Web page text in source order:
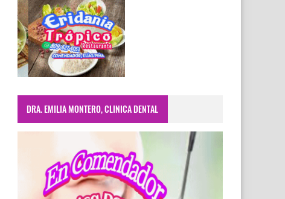
DRA. EMILIA MONTERO, CLINICA DENTAL